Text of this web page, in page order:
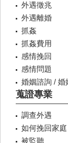
外遇徵兆
外遇離婚
抓姦
抓姦費用
感情挽回
感情問題
婚姻諮詢 / 婚
蒐證專業
調查外遇
如何挽回家庭
被監聽